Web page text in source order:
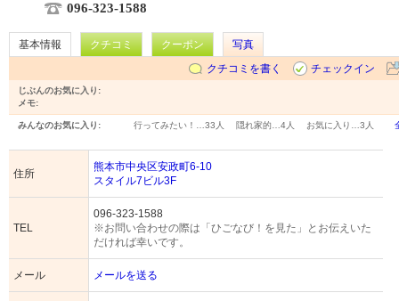
096-323-1588
基本情報 クチコミ クーポン
写真
クチコミを書く
チェックイン
じぶんのお気に入り:
メモ:
みんなのお気に入り: 行ってみたい！… 33人 隠れ家的… 4人 お気に入り… 3人
住所
熊本市中央区安政町6-10
スタイル7ビル3F
TEL
096-323-1588
※お問い合わせの際は「ひごなび！を見た」とお伝えいた
だければ幸いです。
メール メールを送る